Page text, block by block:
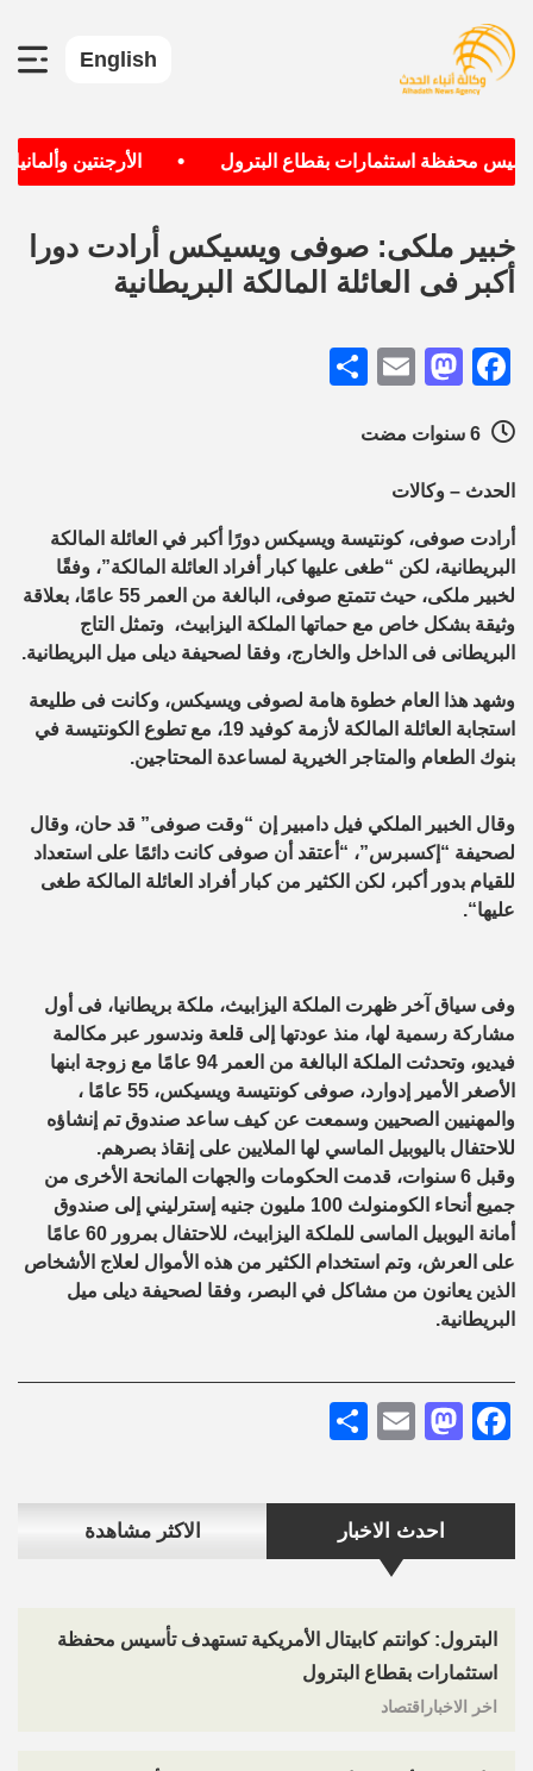
English
محفظة استثمارات بقطاع البترول الأرجنتين
احدث الاخبار الاكثر مشاهدة
البترول: كوانتم كابيتال الأمريكية تستهدف تأسيس محفظة
استثمارات بقطاع البترول
اخر الاخباراقتصاد
خبير ملكى: صوفى ويسيكس أرادت دورا
أكبر فى العائلة المالكة البريطانية
Facebook
Mastodon
Email
الحدث – وكالات
أرادت صوفى، كونتيسة ويسيكس دورًا أكبر في العائلة المالكة
البريطانية، لكن “طغى عليها كبار أفراد العائلة المالكة”، وفقًا
لخبير ملكى، حيث
تتمتع صوفى، البالغة من العمر 55 عامًا، بعلاقة
وثيقة بشكل خاص مع حماتها الملكة اليزابيث، وتمثل التاج
البريطانى فى الداخل والخارج، وفقا لصحيفة ديلى ميل البريطانية.
وشهد هذا العام خطوة هامة لصوفى ويسيكس، وكانت فى طليعة
استجابة العائلة المالكة لأزمة كوفيد 19
، مع تطوع الكونتيسة في
بنوك الطعام والمتاجر الخيرية لمساعدة المحتاجين.
وقال الخبير الملكي فيل دامبير إن “وقت صوفى” قد حان، وقال
لصحيفة “إكسبرس”، “أعتقد أن صوفى كانت دائمًا على استعداد
للقيام بدور أكبر، لكن الكثير من كبار أفراد العائلة المالكة طغى
عليها“.
وفى سياق آخر ظهرت الملكة اليزابيث، ملكة بريطانيا، فى أول
مشاركة رسمية لها، منذ عودتها إلى قلعة وندسور عبر مكالمة
فيديو، وتحدثت الملكة البالغة من العمر 94 عامًا مع زوجة ابنها
الأصغر الأمير إدوارد، صوفى كونتيسة ويسيكس، 55 عامًا ،
والمهنيين الصحيين وسمعت عن كيف ساعد صندوق تم إنشاؤه
للاحتفال باليوبيل الماسي لها الملايين على إنقاذ بصرهم.
وقبل 6 سنوات، قدمت الحكومات والجهات المانحة الأخرى من
جميع أنحاء الكومنولث 100 مليون جنيه إسترليني إلى صندوق
أمانة اليوبيل الماسى للملكة اليزابيث، للاحتفال بمرور 60 عامًا
على العرش، وتم استخدام الكثير من هذه الأموال لعلاج الأشخاص
الذين يعانون من مشاكل في البصر، وفقا لصحيفة ديلى ميل
البريطانية.
Facebook
Mastodon
Email